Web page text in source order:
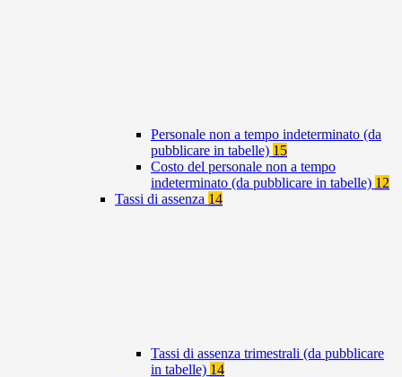
Personale non a tempo indeterminato (da
pubblicare in tabelle) 15
Costo del personale non a tempo
indeterminato (da pubblicare in tabelle) 12
Tassi di assenza 14
Tassi di assenza trimestrali (da pubblicare
in tabelle) 14